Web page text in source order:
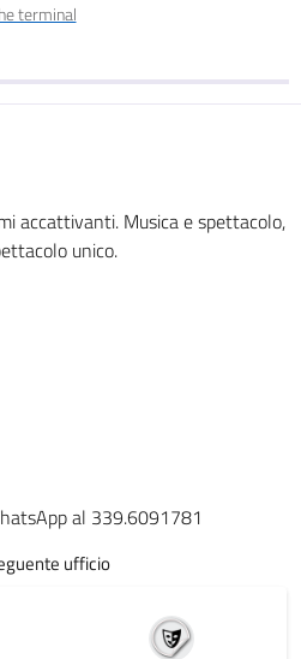
terminal
accattivanti. Musica e spettacolo,
unico.
al 339.6091781
ufficio